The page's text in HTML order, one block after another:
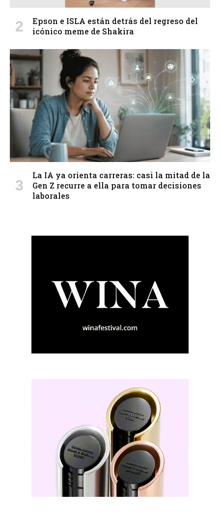
Epson e ISLA están detrás del regreso del
icónico meme de Shakira
La IA ya orienta carreras: casi la mitad de la
Gen Z recurre a ella para tomar decisiones
laborales